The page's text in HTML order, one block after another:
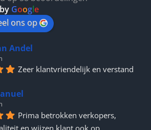
Google
ons op
Andel
Zeer klantvriendelijk en verstand
Prima betrokken verkopers,
en wijzen klant ook op